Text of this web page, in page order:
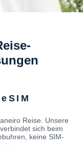
Reise. Unsere
sich beim
keine SIM-